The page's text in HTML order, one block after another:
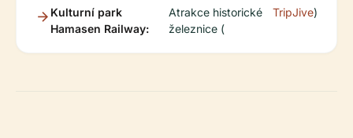
Kulturní park
Hamasen Railway:
Atrakce historické
železnice (
TripJive)